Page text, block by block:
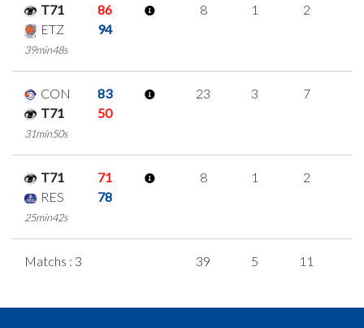
T71
86
ETZ
94
39min48s
8 1 2
CON
83
T71
50
31min50s
23 3 7
T71
71
RES
78
25min42s
8 1 2
Matchs : 3 39 5 11